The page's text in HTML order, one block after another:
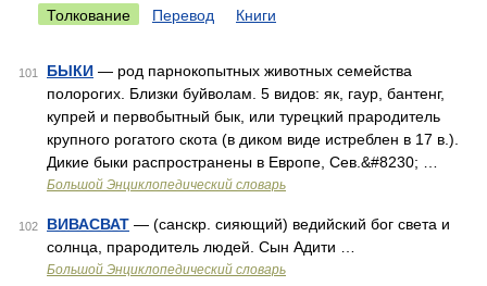
Толкование Перевод Книги
101 БЫКИ — род парнокопытных животных семейства
полорогих. Близки буйволам. 5 видов: як, гаур, бантенг,
купрей и первобытный бык, или турецкий прародитель
крупного рогатого скота (в диком виде истреблен в 17 в.).
Дикие быки распространены в Европе, Сев.&#8230; …
Большой Энциклопедический словарь
102 ВИВАСВАТ — (санскр. сияющий) ведийский бог света и
солнца, прародитель людей. Сын Адити …
Большой Энциклопедический словарь